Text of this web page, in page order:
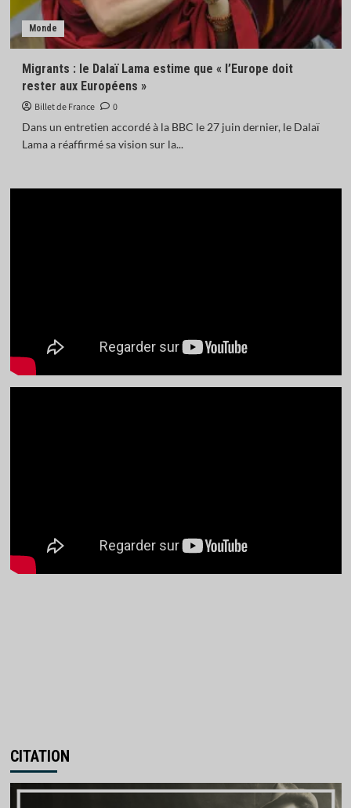
Monde
Migrants : le Dalaï Lama estime que « l’Europe doit
rester aux Européens »
Billet de France
0
Dans un entretien accordé à la BBC le 27 juin dernier, le Dalaï
Lama a réaffirmé sa vision sur la...
CITATION